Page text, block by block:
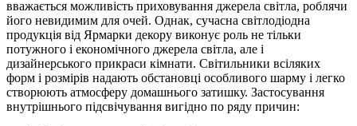
вважається можливість приховування джерела світла, роблячи
його невидимим для очей. Однак, сучасна світлодіодна
продукція від Ярмарки декору виконує роль не тільки
потужного і економічного джерела світла, але і
дизайнерського прикраси кімнати. Світильники всіляких
форм і розмірів надають обстановці особливого шарму і легко
створюють атмосферу домашнього затишку. Застосування
внутрішнього підсвічування вигідно по ряду причин: